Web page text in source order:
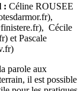
: Céline ROUSEE
Cécile
et Pascale
parole aux
il est possible